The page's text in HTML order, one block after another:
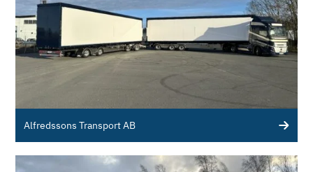
Alfredssons Transport AB